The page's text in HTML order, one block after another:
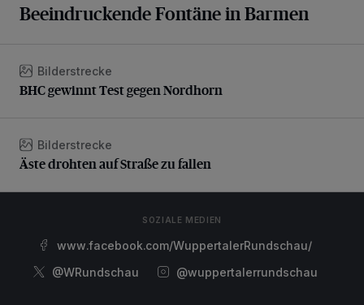
Beeindruckende Fontäne in Barmen
BHC gewinnt Test gegen Nordhorn
Bilderstrecke
BHC gewinnt Test gegen Nordhorn
Äste drohten auf Straße zu fallen
Bilderstrecke
Äste drohten auf Straße zu fallen
SOZIALE MEDIEN
www.facebook.com/WuppertalerRundschau/
@WRundschau
@wuppertalerrundschau